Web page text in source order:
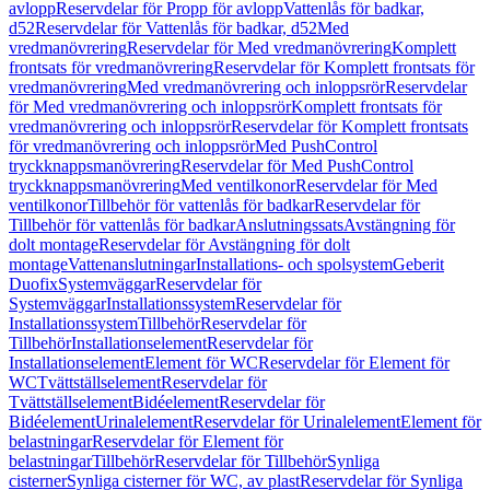
avloppReservdelar för Propp för avloppVattenlås för badkar,
d52Reservdelar för Vattenlås för badkar, d52Med
vredmanövreringReservdelar för Med vredmanövreringKomplett
frontsats för vredmanövreringReservdelar för Komplett frontsats för
vredmanövreringMed vredmanövrering och inloppsrörReservdelar
för Med vredmanövrering och inloppsrörKomplett frontsats för
vredmanövrering och inloppsrörReservdelar för Komplett frontsats
för vredmanövrering och inloppsrörMed PushControl
tryckknappsmanövreringReservdelar för Med PushControl
tryckknappsmanövreringMed ventilkonorReservdelar för Med
ventilkonorTillbehör för vattenlås för badkarReservdelar för
Tillbehör för vattenlås för badkarAnslutningssatsAvstängning för
dolt montageReservdelar för Avstängning för dolt
montageVattenanslutningarInstallations- och spolsystemGeberit
DuofixSystemväggarReservdelar för
SystemväggarInstallationssystemReservdelar för
InstallationssystemTillbehörReservdelar för
TillbehörInstallationselementReservdelar för
InstallationselementElement för WCReservdelar för Element för
WCTvättställselementReservdelar för
TvättställselementBidéelementReservdelar för
BidéelementUrinalelementReservdelar för UrinalelementElement för
belastningarReservdelar för Element för
belastningarTillbehörReservdelar för TillbehörSynliga
cisternerSynliga cisterner för WC, av plastReservdelar för Synliga